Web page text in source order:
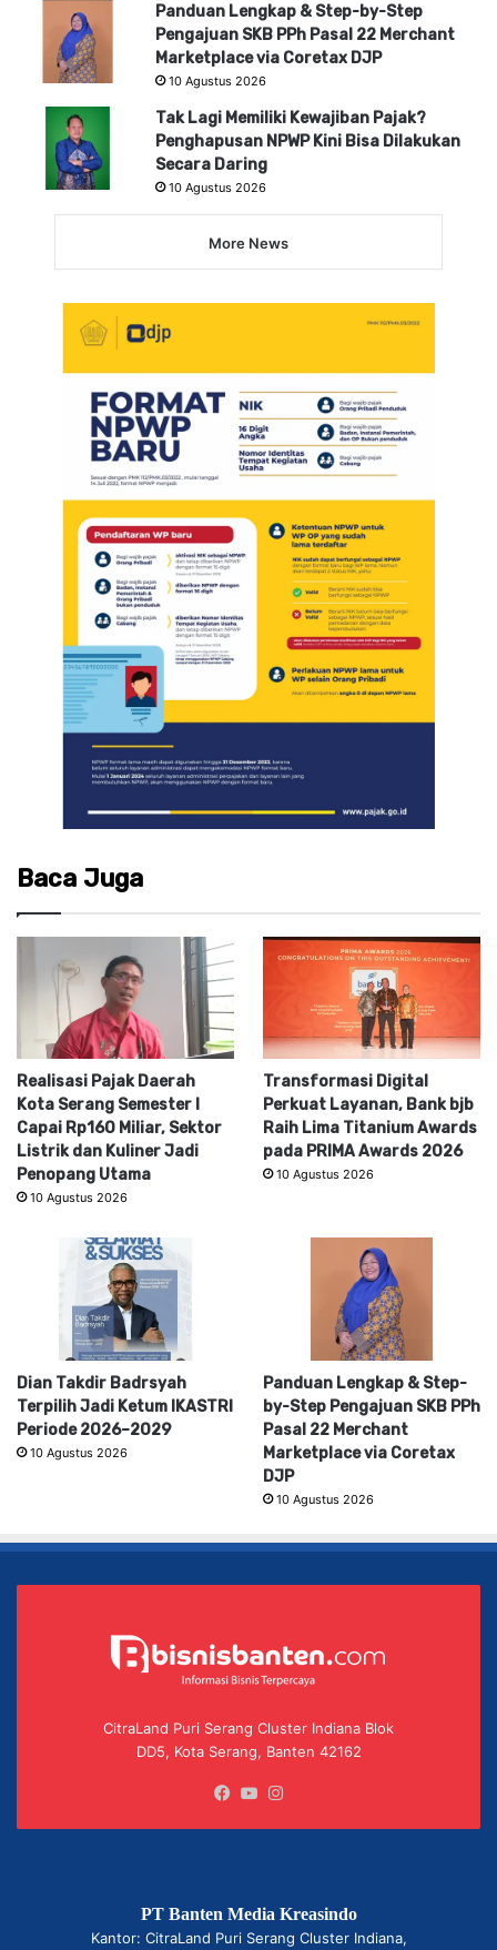
Panduan Lengkap & Step-by-Step
Pengajuan SKB PPh Pasal 22 Merchant
Marketplace via Coretax DJP
10 Agustus 2026
Tak Lagi Memiliki Kewajiban Pajak?
Penghapusan NPWP Kini Bisa Dilakukan
Secara Daring
10 Agustus 2026
More News
Baca Juga
Realisasi Pajak Daerah
Kota Serang Semester I
Capai Rp160 Miliar, Sektor
Listrik dan Kuliner Jadi
Penopang Utama
10 Agustus 2026
Transformasi Digital
Perkuat Layanan, Bank bjb
Raih Lima Titanium Awards
pada PRIMA Awards 2026
10 Agustus 2026
Dian Takdir Badrsyah
Terpilih Jadi Ketum IKASTRI
Periode 2026–2029
10 Agustus 2026
Panduan Lengkap & Step-
by-Step Pengajuan SKB PPh
Pasal 22 Merchant
Marketplace via Coretax
DJP
10 Agustus 2026
CitraLand Puri Serang Cluster Indiana Blok
DD5, Kota Serang, Banten 42162
Facebook
YouTube
PT Banten Media Kreasindo
Kantor: CitraLand Puri Serang Cluster Indiana,